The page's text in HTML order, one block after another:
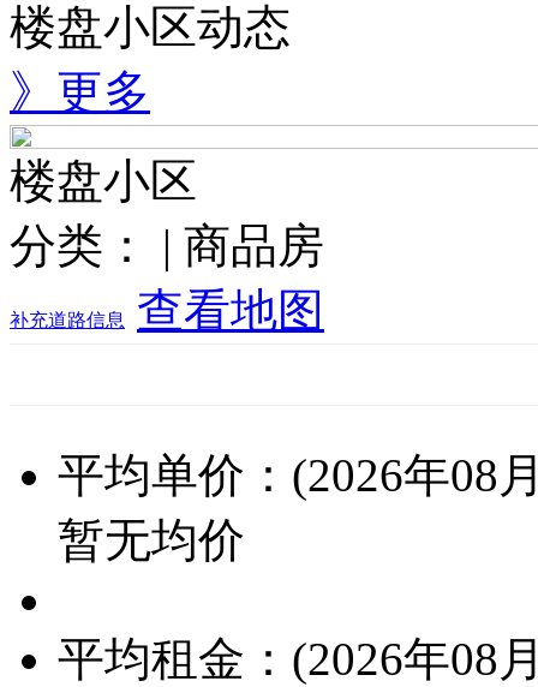
楼盘小区动态
》更多
楼盘小区
分类： | 商品房
补充道路信息 查看地图
平均单价：(2026年08
暂无均价
平均租金：(2026年08